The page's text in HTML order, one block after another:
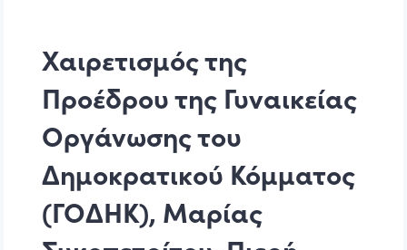
Χαιρετισμός της
Προέδρου της Γυναικείας
Οργάνωσης του
Δημοκρατικού Κόμματος
(ΓΟΔΗΚ), Μαρίας